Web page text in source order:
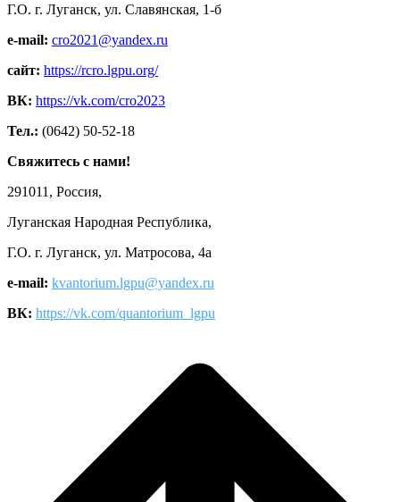
Г.О. г. Луганск, ул. Славянская, 1-б
e-mail: cro2021@yandex.ru
сайт: https://rcro.lgpu.org/
ВК: https://vk.com/cro2023
Тел.: (0642) 50-52-18
Свяжитесь с нами!
291011, Россия,
Луганская Народная Республика,
Г.О. г. Луганск, ул. Матросова, 4а
e-mail: kvantorium.lgpu@yandex.ru
ВК: https://vk.com/quantorium_lgpu